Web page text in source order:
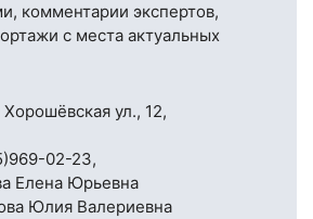
комментарии экспертов,
с места актуальных
ул., 12,
02-23,
Елена Юрьевна
Юлия Валериевна